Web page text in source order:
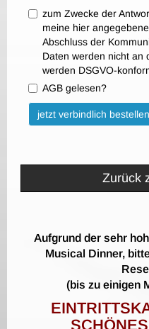
zum Zwecke der
meine hier
Abschluss der
Daten werden nicht an
werden DSGVO-
AGB gelesen?
Bitte nicht ausfüllen.
jetzt verbindlich bestellen
Zurück
Aufgrund der sehr
Musical Dinner,
(bis zu einigen